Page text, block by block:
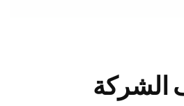
الشركة